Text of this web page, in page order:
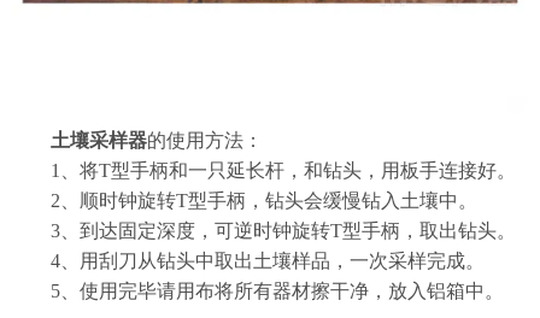
土壤采样器的使用方法：
1、将T型手柄和一只延长杆，和钻头，用板手连接好。
2、顺时钟旋转T型手柄，钻头会缓慢钻入土壤中。
3、到达固定深度，可逆时钟旋转T型手柄，取出钻头。
4、用刮刀从钻头中取出土壤样品，一次采样完成。
5、使用完毕请用布将所有器材擦干净，放入铝箱中。